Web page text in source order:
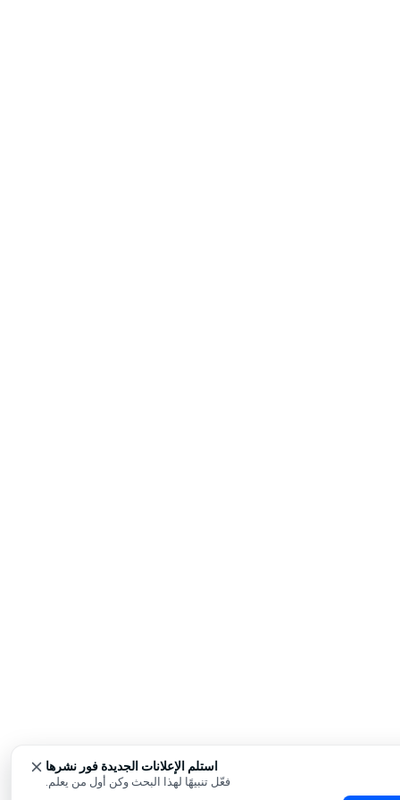
استلم الإعلانات الجديدة فور نشرها
فعّل تنبيهًا لهذا البحث وكن أول من يعلم.